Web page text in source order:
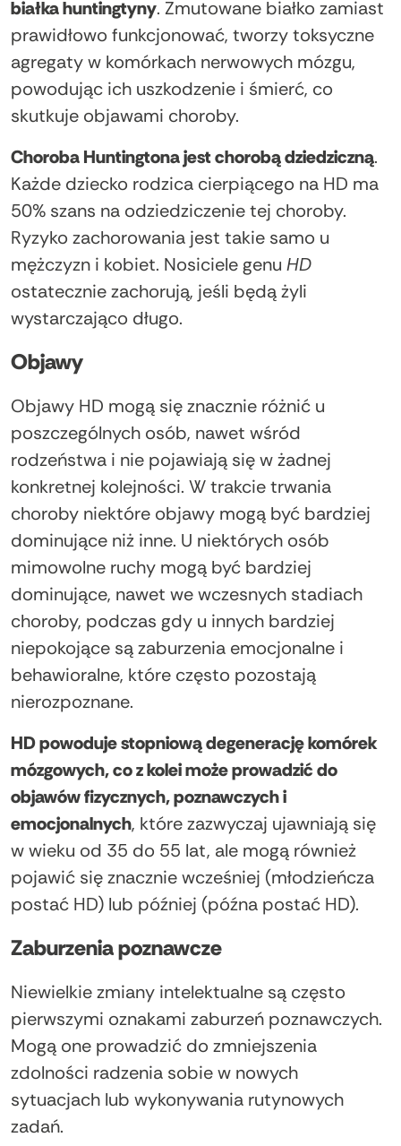
białka huntingtyny. Zmutowane białko zamiast
prawidłowo funkcjonować, tworzy toksyczne
agregaty w komórkach nerwowych mózgu,
powodując ich uszkodzenie i śmierć, co
skutkuje objawami choroby.
Choroba Huntingtona jest chorobą dziedziczną.
Każde dziecko rodzica cierpiącego na HD ma
50% szans na odziedziczenie tej choroby.
Ryzyko zachorowania jest takie samo u
mężczyzn i kobiet. Nosiciele genu HD
ostatecznie zachorują, jeśli będą żyli
wystarczająco długo.
Objawy
Objawy HD mogą się znacznie różnić u
poszczególnych osób, nawet wśród
rodzeństwa i nie pojawiają się w żadnej
konkretnej kolejności. W trakcie trwania
choroby niektóre objawy mogą być bardziej
dominujące niż inne. U niektórych osób
mimowolne ruchy mogą być bardziej
dominujące, nawet we wczesnych stadiach
choroby, podczas gdy u innych bardziej
niepokojące są zaburzenia emocjonalne i
behawioralne, które często pozostają
nierozpoznane.
HD powoduje stopniową degenerację komórek
mózgowych, co z kolei może prowadzić do
objawów fizycznych, poznawczych i
emocjonalnych, które zazwyczaj ujawniają się
w wieku od 35 do 55 lat, ale mogą również
pojawić się znacznie wcześniej (młodzieńcza
postać HD) lub później (późna postać HD).
Zaburzenia poznawcze
Niewielkie zmiany intelektualne są często
pierwszymi oznakami zaburzeń poznawczych.
Mogą one prowadzić do zmniejszenia
zdolności radzenia sobie w nowych
sytuacjach lub wykonywania rutynowych
zadań.